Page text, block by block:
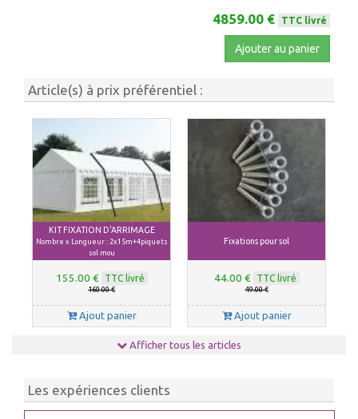
4859.00 € TTC livré
Ajouter au panier
Article(s) à prix préférentiel :
KIT FIXATION D'ARRIMAGE
Nombre x Longueur : 2x15m+4piquets
sol mou
155.00 € TTC livré
160.00 €
Ajout panier
Fixations pour sol
44.00 € TTC livré
49.00 €
Ajout panier
Afficher tous les articles
Les expériences clients